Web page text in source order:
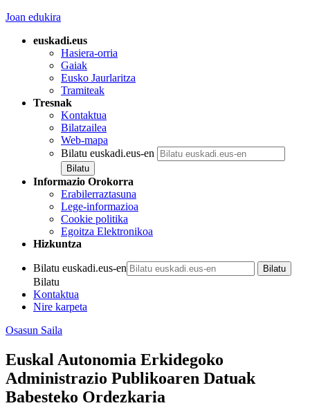
Joan edukira
euskadi.eus
Hasiera-orria
Gaiak
Eusko Jaurlaritza
Tramiteak
Tresnak
Kontaktua
Bilatzailea
Web-mapa
Bilatu euskadi.eus-en
Informazio Orokorra
Erabilerraztasuna
Lege-informazioa
Cookie politika
Egoitza Elektronikoa
Hizkuntza
Bilatu euskadi.eus-en
Bilatu
Kontaktua
Nire karpeta
Osasun Saila
Euskal Autonomia Erkidegoko
Administrazio Publikoaren Datuak
Babesteko Ordezkaria